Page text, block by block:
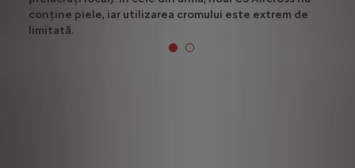
conține piele, iar utilizarea cromului este extrem de
limitată.